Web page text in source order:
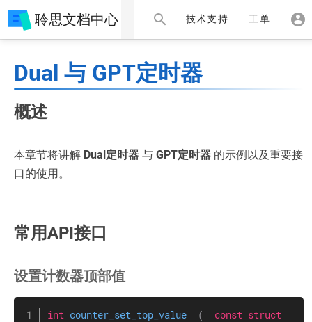
聆思文档中心 技术支持 工单
Dual 与 GPT定时器
概述
本章节将讲解 Dual定时器 与 GPT定时器 的示例以及重要接
口的使用。
常用API接口
设置计数器顶部值
int counter_set_top_value ( const struct